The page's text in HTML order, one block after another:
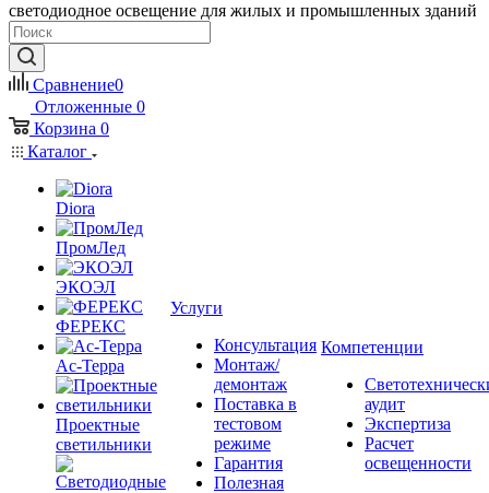
светодиодное освещение для жилых и промышленных зданий
Сравнение0
Отложенные 0
Корзина 0
Каталог
Diora
ПромЛед
ЭКОЭЛ
ФЕРЕКС
Ас-Терра
Проектные
светильники
Услуги
Консультация
Монтаж/
демонтаж
Поставка в
тестовом
режиме
Гарантия
Полезная
Компетенции
аудит
Экспертиза
Расчет
освещенности